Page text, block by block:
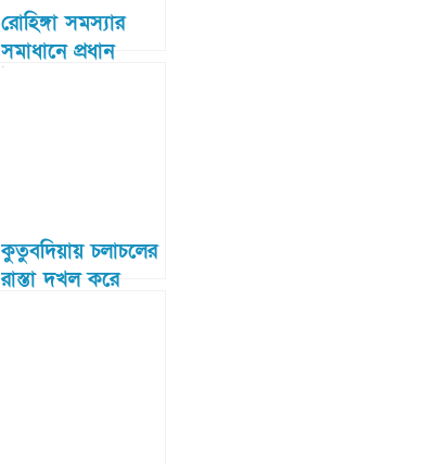
রোহিঙ্গা সমস্যার
সমাধানে প্রধান
কুতুবদিয়ায় চলাচলের
রাস্তা দখল করে